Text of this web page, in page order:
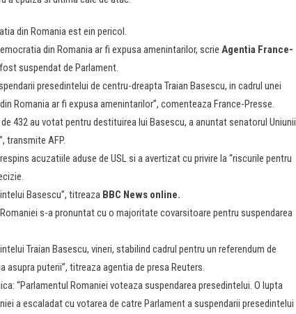
din Romania est ein pericol.
din Romania ar fi expusa amenintarilor, scrie Agentia France-
suspendat de Parlament.
presedintelui de centru-dreapta Traian Basescu, in cadrul unei
Romania ar fi expusa amenintarilor”, comenteaza France-Presse.
432 au votat pentru destituirea lui Basescu, a anuntat senatorul Uniunii
transmite AFP.
acuzatiile aduse de USL si a avertizat cu privire la “riscurile pentru
Basescu”, titreaza BBC News online.
s-a pronuntat cu o majoritate covarsitoare pentru suspendarea
Traian Basescu, vineri, stabilind cadrul pentru un referendum de
puterii”, titreaza agentia de presa Reuters.
“Parlamentul Romaniei voteaza suspendarea presedintelui. O lupta
a escaladat cu votarea de catre Parlament a suspendarii presedintelui